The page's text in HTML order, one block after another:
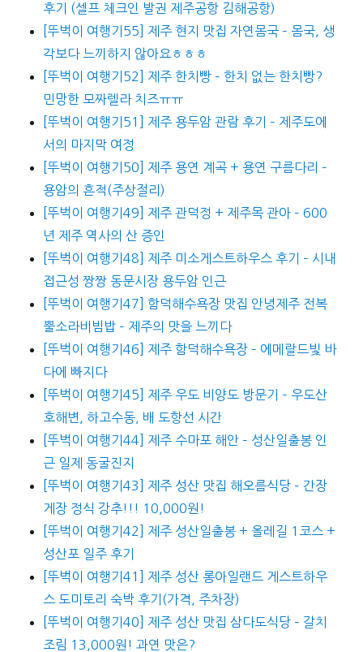
후기 (셀프 체크인 발권 제주공항 김해공항)
[뚜벅이 여행기55] 제주 현지 맛집 자연몸국 – 몸국, 생
각보다 느끼하지 않아요ㅎㅎㅎ
[뚜벅이 여행기52] 제주 한치빵 – 한치 없는 한치빵?
민망한 모짜렐라 치즈ㅠㅠ
[뚜벅이 여행기51] 제주 용두암 관람 후기 – 제주도에
서의 마지막 여정
[뚜벅이 여행기50] 제주 용연 계곡 + 용연 구름다리 –
용암의 흔적(주상절리)
[뚜벅이 여행기49] 제주 관덕정 + 제주목 관아 – 600
년 제주 역사의 산 증인
[뚜벅이 여행기48] 제주 미소게스트하우스 후기 – 시내
접근성 짱짱 동문시장 용두암 인근
[뚜벅이 여행기47] 함덕해수욕장 맛집 안녕제주 전복
뿔소라비빔밥 – 제주의 맛을 느끼다
[뚜벅이 여행기46] 제주 함덕해수욕장 – 에메랄드빛 바
다에 빠지다
[뚜벅이 여행기45] 제주 우도 비양도 방문기 – 우도산
호해변, 하고수동, 배 도항선 시간
[뚜벅이 여행기44] 제주 수마포 해안 – 성산일출봉 인
근 일제 동굴진지
[뚜벅이 여행기43] 제주 성산 맛집 해오름식당 – 간장
게장 정식 강추!!! 10,000원!
[뚜벅이 여행기42] 제주 성산일출봉 + 올레길 1코스 +
성산포 일주 후기
[뚜벅이 여행기41] 제주 성산 롱아일랜드 게스트하우
스 도미토리 숙박 후기(가격, 주차장)
[뚜벅이 여행기40] 제주 성산 맛집 삼다도식당 – 갈치
조림 13,000원! 과연 맛은?